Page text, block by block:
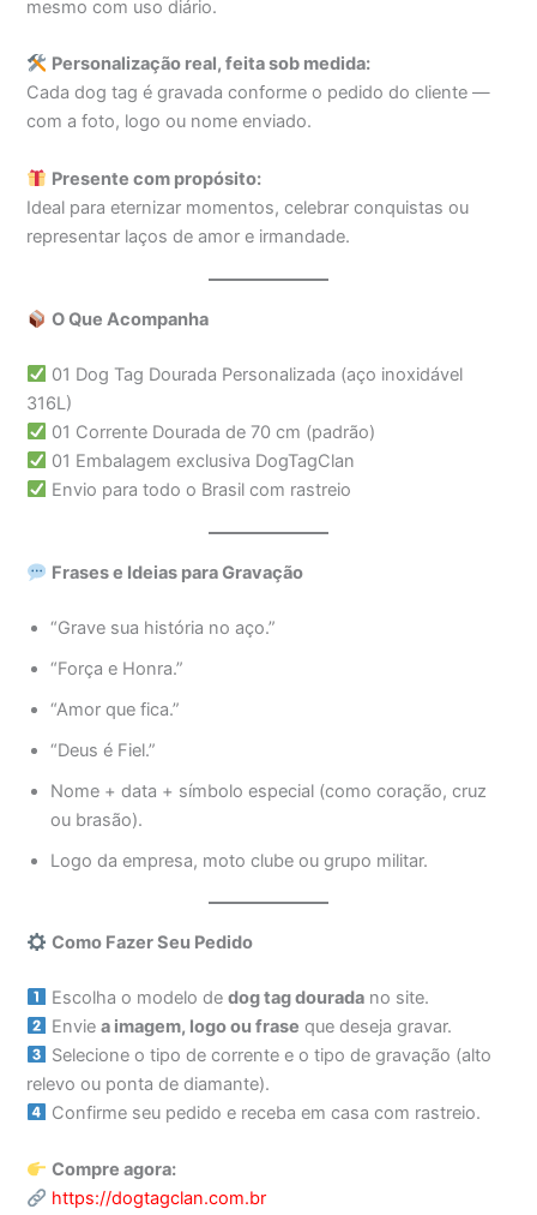
mesmo com uso diário.
Personalização real, feita sob medida:
Cada dog tag é gravada conforme o pedido do cliente —
com a foto, logo ou nome enviado.
Presente com propósito:
Ideal para eternizar momentos, celebrar conquistas ou
representar laços de amor e irmandade.
O Que Acompanha
01 Dog Tag Dourada Personalizada (aço inoxidável
316L)
01 Corrente Dourada de 70 cm (padrão)
01 Embalagem exclusiva DogTagClan
Envio para todo o Brasil com rastreio
Frases e Ideias para Gravação
“Grave sua história no aço.”
“Força e Honra.”
“Amor que fica.”
“Deus é Fiel.”
Nome + data + símbolo especial (como coração, cruz
ou brasão).
Logo da empresa, moto clube ou grupo militar.
Como Fazer Seu Pedido
Escolha o modelo dedog tag dourada no site.
Enviea imagem, logo ou frase que deseja gravar.
Selecione o tipo de corrente e o tipo de gravação (alto
relevo ou ponta de diamante).
Confirme seu pedido e receba em casa com rastreio.
Compre agora:
https://dogtagclan.com.br